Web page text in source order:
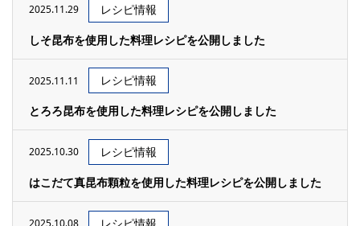
2025.11.29
レシピ情報
しそ昆布を使用した料理レシピを公開しました
2025.11.11
レシピ情報
とろろ昆布を使用した料理レシピを公開しました
2025.10.30
レシピ情報
はこだて真昆布顆粒を使用した料理レシピを公開しました